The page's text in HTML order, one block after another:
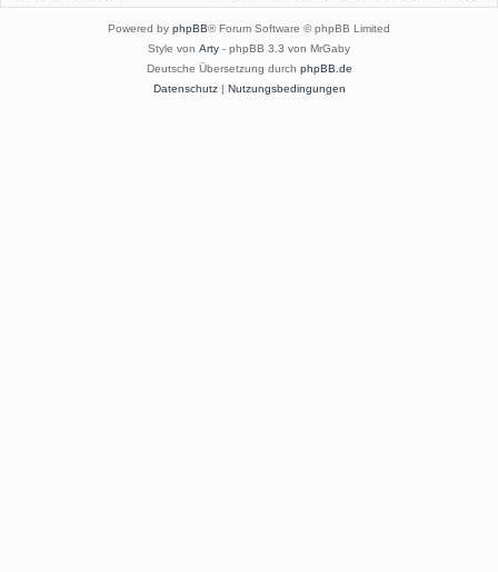
Powered by phpBB® Forum Software © phpBB Limited
Style von Arty - phpBB 3.3 von MrGaby
Deutsche Übersetzung durch phpBB.de
Datenschutz| Nutzungsbedingungen